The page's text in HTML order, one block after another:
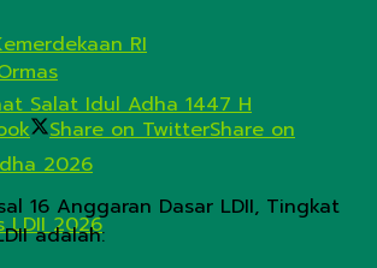
RI
Salat Idul Adha 1447 H
2026
LDII 2026
Share on TwitterShare on
16 Anggaran Dasar LDII, Tingkat
adalah: